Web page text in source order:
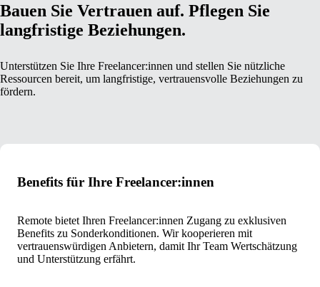
Bauen Sie Vertrauen auf. Pflegen Sie
langfristige Beziehungen.
Unterstützen Sie Ihre Freelancer:innen und stellen Sie nützliche
Ressourcen bereit, um langfristige, vertrauensvolle Beziehungen zu
fördern.
Benefits für Ihre Freelancer:innen
Remote bietet Ihren Freelancer:innen Zugang zu exklusiven
Benefits zu Sonderkonditionen. Wir kooperieren mit
vertrauenswürdigen Anbietern, damit Ihr Team Wertschätzung
und Unterstützung erfährt.